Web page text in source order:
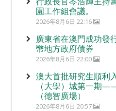
園工作組會議。
2026年8月6日 22:16
廣東省在澳門成功發
幣地方政府債券
2026年8月6日 22:00
澳大首批研究生順利
（大學）城第一期
（德智廣場）
2026年8月6日 20:57